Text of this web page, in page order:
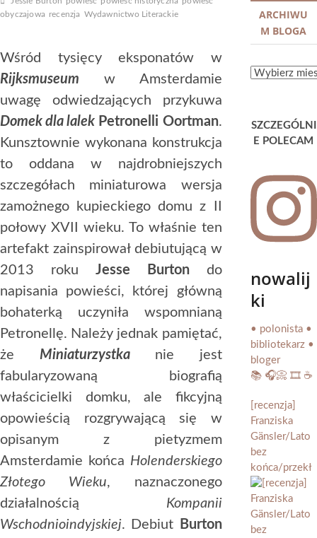
obyczajowa recenzja Wydawnictwo Literackie
Wśród tysięcy eksponatów w
Rijksmuseum w Amsterdamie
uwagę odwiedzających przykuwa
Domek dla lalek Petronelli Oortman.
Kunsztownie wykonana konstrukcja
to oddana w najdrobniejszych
szczegółach miniaturowa wersja
zamożnego kupieckiego domu z II
połowy XVII wieku. To właśnie ten
artefakt zainspirował debiutującą w
2013 roku Jesse Burton do
napisania powieści, której główną
bohaterką uczyniła wspomnianą
Petronellę. Należy jednak pamiętać,
że Miniaturzystkanie jest
fabularyzowaną biografią
właścicielki domku, ale fikcyjną
opowieścią rozgrywającą się w
opisanym z pietyzmem
Amsterdamie końca Holenderskiego
Złotego Wieku, naznaczonego
działalnością Kompanii
Wschodnioindyjskiej. Debiut
Burton
ARCHIWU
M BLOGA
ARCHIWUM
SZCZEGÓLNI
E POLECAM
nowalij
ki
• polonista •
bibliotekarz •
bloger
📚 🎧📀 🎞️ ☕️
[recenzja]
Franziska
Gänsler/Lato
bez
końca/przekł